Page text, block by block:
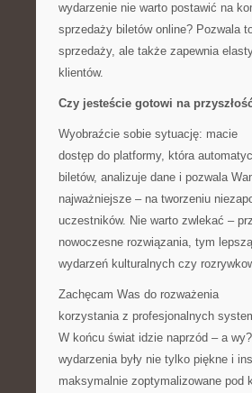
wydarzenie nie warto postawić na
sprzedaży biletów online? Pozwala
sprzedaży, ale także zapewnia
klientów.
Czy jesteście gotowi na
Wyobraźcie sobie sytuację: macie
dostęp do platformy, która
biletów, analizuje dane i pozwala
najważniejsze – na tworzeniu
uczestników. Nie warto zwlekać –
nowoczesne rozwiązania, tym
wydarzeń kulturalnych czy
Zachęcam Was do rozważenia
korzystania z profesjonalnych
W końcu świat idzie naprzód – a
wydarzenia były nie tylko piękne i
maksymalnie zoptymalizowane pod